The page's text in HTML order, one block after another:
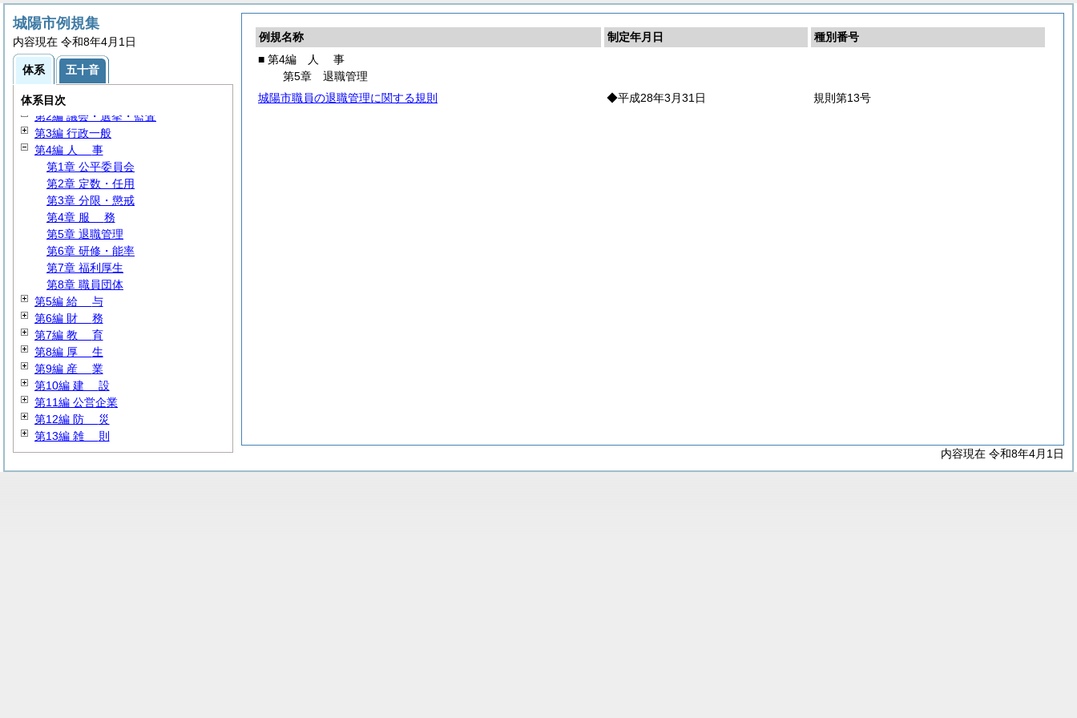
例規名称 制定年月日
種別番号
■ 第4編
人 事
第5章 退職管理
城陽市職員の退職管理に関する規則
◆平成28年3月31日 規則第13号
内容現在 令和8年4月1日
城陽市例規集
内容現在 令和8年4月1日
体系 五十音
体系目次
第1編
第2編 議会・選挙・監査
第3編 行政一般
第4編 人 事
第1章 公平委員会
第2章 定数・任用
第3章 分限・懲戒
第4章 服 務
第5章 退職管理
第6章 研修・能率
第7章 福利厚生
第8章 職員団体
第5編 給 与
第6編 財 務
第7編 教 育
第8編 厚 生
第9編 産 業
第10編 建 設
第11編 公営企業
第12編 防 災
第13編 雑 則